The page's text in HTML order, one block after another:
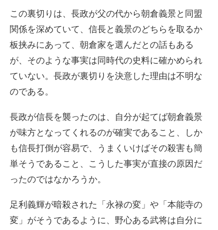
この裏切りは、長政が父の代から朝倉義景と同盟
関係を深めていて、信長と義景のどちらを取るか
板挟みにあって、朝倉家を選んだとの話もある
が、そのような事実は同時代の史料に確かめられ
ていない。長政が裏切りを決意した理由は不明な
のである。
長政が信長を襲ったのは、自分が起てば朝倉義景
が味方となってくれるのが確実であること、しか
も信長打倒が容易で、うまくいけばその殺害も簡
単そうであること、こうした事実が直接の原因だ
ったのではなかろうか。
足利義輝が暗殺された「永禄の変」や「本能寺の
変」がそうであるように、野心ある武将は自分に